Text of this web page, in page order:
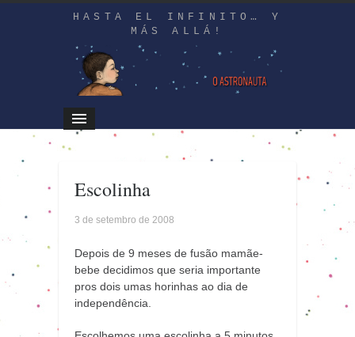
HASTA EL INFINITO… Y
MÁS ALLÁ!
Escolinha
3 de setembro de 2008
Depois de 9 meses de fusão mamãe-
bebe decidimos que seria importante
pros dois umas horinhas ao dia de
independência.